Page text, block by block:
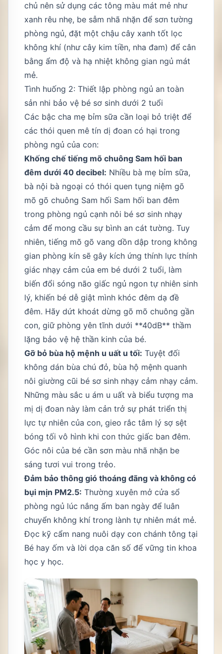
chủ nên sử dụng các tông màu mát mẻ như
xanh rêu nhẹ, be sẫm nhã nhặn để sơn tường
phòng ngủ, đặt một chậu cây xanh tốt lọc
không khí (như cây kim tiền, nha đam) để cân
bằng ẩm độ và hạ nhiệt không gian ngủ mát
mẻ.
Tình huống 2: Thiết lập phòng ngủ an toàn
sản nhi bảo vệ bé sơ sinh dưới 2 tuổi
Các bậc cha mẹ bỉm sữa cần loại bỏ triệt để
các thói quen mê tín dị đoan có hại trong
phòng ngủ của con:
Khống chế tiếng mõ chuông Sam hối ban
đêm dưới 40 decibel: Nhiều bà mẹ bỉm sữa,
bà nội bà ngoại có thói quen tụng niệm gõ
mõ gõ chuông Sam hối Sam hối ban đêm
trong phòng ngủ cạnh nôi bé sơ sinh nhạy
cảm để mong cầu sự bình an cát tường. Tuy
nhiên, tiếng mõ gõ vang dồn dập trong không
gian phòng kín sẽ gây kích ứng thính lực thính
giác nhạy cảm của em bé dưới 2 tuổi, làm
biến đổi sóng não giấc ngủ ngon tự nhiên sinh
lý, khiến bé dễ giật mình khóc đêm dạ đề
đêm. Hãy dứt khoát dừng gõ mõ chuông gần
con, giữ phòng yên tĩnh dưới **40dB** thầm
lặng bảo vệ hệ thần kinh của bé.
Gỡ bỏ bùa hộ mệnh u uất u tối: Tuyệt đối
không dán bùa chú đỏ, bùa hộ mệnh quanh
nôi giường cũi bé sơ sinh nhạy cảm nhạy cảm.
Những màu sắc u ám u uất và biểu tượng ma
mị dị đoan này làm cản trở sự phát triển thị
lực tự nhiên của con, gieo rắc tâm lý sợ sệt
bóng tối vô hình khi con thức giấc ban đêm.
Góc nôi của bé cần sơn màu nhã nhặn be
sáng tươi vui trong trẻo.
Đảm bảo thông gió thoáng đãng và không có
bụi mịn PM2.5: Thường xuyên mở cửa sổ
phòng ngủ lúc nắng ấm ban ngày để luân
chuyển không khí trong lành tự nhiên mát mẻ.
Đọc kỹ cẩm nang nuôi dạy con chánh tông tại
Bé hay ốm và lời dọa căn số để vững tin khoa
học y học.